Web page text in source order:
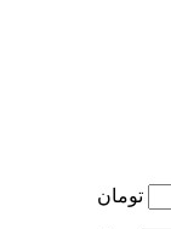
تومان